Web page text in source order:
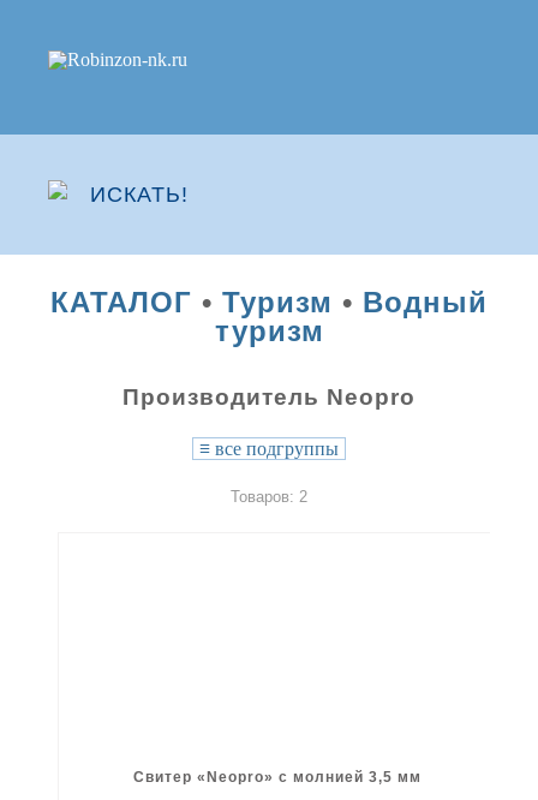
КАТАЛОГ • Туризм • Водный
туризм
Производитель Neopro
≡ все подгруппы
Товаров: 2
Свитер «Neopro» с молнией 3,5 мм